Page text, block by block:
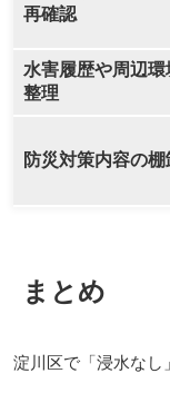
再確認
水害履歴や周辺環
整理
防災対策内容の棚
まとめ
淀川区で「浸水なし